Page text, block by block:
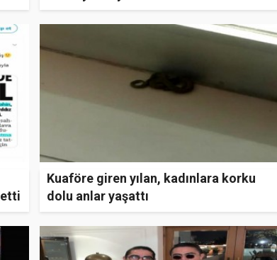
yeter mi?
Kuaföre giren yılan, kadınlara korku
dolu anlar yaşattı